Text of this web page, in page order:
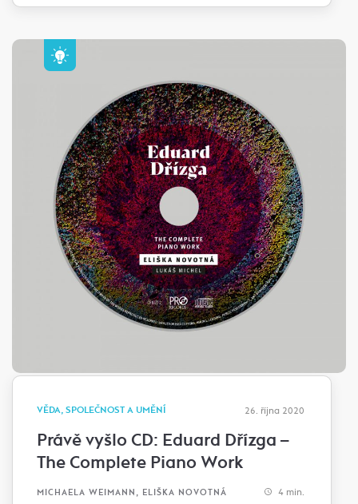
VĚDA, SPOLEČNOST A UMĚNÍ 26. října 2020
Právě vyšlo CD: Eduard Dřízga –
The Complete Piano Work
MICHAELA WEIMANN, ELIŠKA NOVOTNÁ 4 min.